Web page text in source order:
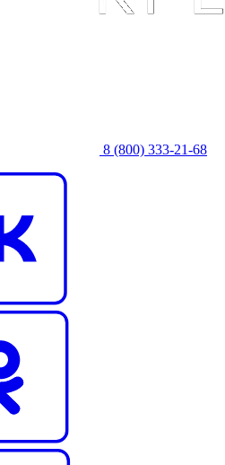
8 (800) 333‑21-68